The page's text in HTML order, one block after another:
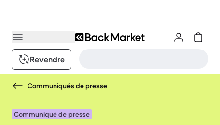
Revendre
Communiqués de presse
Communiqué de presse